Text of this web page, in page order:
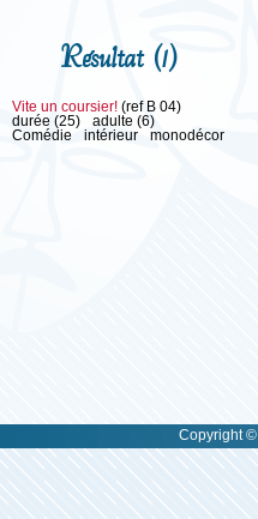
Résultat (1)
Vite un coursier! (ref B 04)
durée (25)
adulte (6)
Comédie
intérieur monodécor
Copyright